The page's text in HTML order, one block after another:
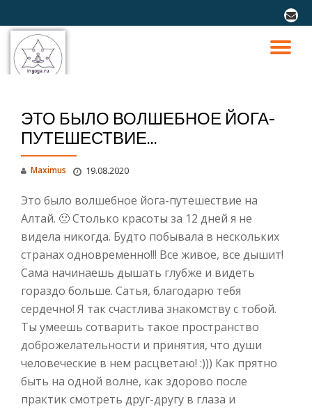
Перейти
содержимому
fa-
ЭТО БЫЛО ВОЛШЕБНОЕ ЙОГА-
ПУТЕШЕСТВИЕ…
Maximus 19.08.2020
Это было волшебное йога-путешествие на
Алтай. 🙂 Столько красоты за 12 дней я не
видела никогда. Будто побывала в нескольких
странах одновременно!!! Все живое, все дышит!
Сама начинаешь дышать глубже и видеть
гораздо больше. Сатья, благодарю тебя
сердечно! Я так счастлива знакомству с тобой.
Ты умеешь сотварить такое пространство
доброжелательности и принятия, что души
человеческие в нем расцветаю! :))) Как прятно
быть на одной волне, как здорово после
практик смотреть друг-другу в глаза и